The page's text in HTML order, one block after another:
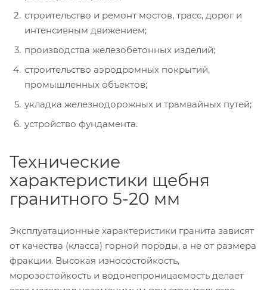
строительство и ремонт мостов, трасс, дорог и
интенсивным движением;
производства железобетонных изделий;
строительство аэродромных покрытий,
промышленных объектов;
укладка железнодорожных и трамвайных путей;
устройство фундамента.
Технические
характеристики щебня
гранитного 5-20 мм
Эксплуатационные характеристики гранита зависят
от качества (класса) горной породы, а не от размера
фракции. Высокая износостойкость,
морозостойкость и водонепроницаемость делает